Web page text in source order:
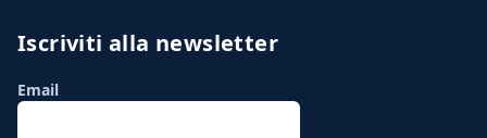
Iscriviti alla newsletter
Email